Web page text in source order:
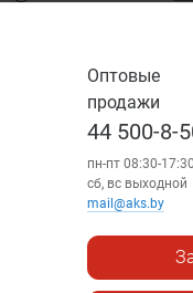
Оптовые
продажи
44 500-8-
пн-пт 08:30-17:30
сб, вс выходной
mail@aks.by